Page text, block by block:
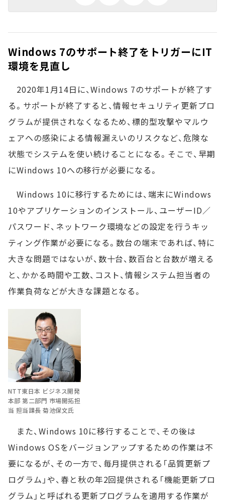
Windows 7のサポート終了をトリガーにIT
環境を見直し
2020年1月14日に、Windows 7のサポートが終了す
る。サポートが終了すると、情報セキュリティ更新プロ
グラムが提供されなくなるため、標的型攻撃やマルウ
ェアへの感染による情報漏えいのリスクなど、危険な
状態でシステムを使い続けることになる。そこで、早期
にWindows 10への移行が必要になる。
Windows 10に移行するためには、端末にWindows
10やアプリケーションのインストール、ユーザーID／
パスワード、ネットワーク環境などの設定を行うキッ
ティング作業が必要になる。数台の端末であれば、特に
大きな問題ではないが、数十台、数百台と台数が増える
と、かかる時間や工数、コスト、情報システム担当者の
作業負荷などが大きな課題となる。
NTT東日本 ビジネス開発
本部 第二部門 市場開拓担
当 担当課長 菊池保文氏
また、Windows 10に移行することで、その後は
Windows OSをバージョンアップするための作業は不
要になるが、その一方で、毎月提供される「品質更新プ
ログラム」や、春と秋の年2回提供される「機能更新プロ
グラム」と呼ばれる更新プログラムを適用する作業が